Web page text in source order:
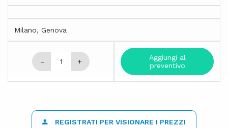
Milano, Genova
- +
Aggiungi al
preventivo
REGISTRATI PER VISIONARE I PREZZI